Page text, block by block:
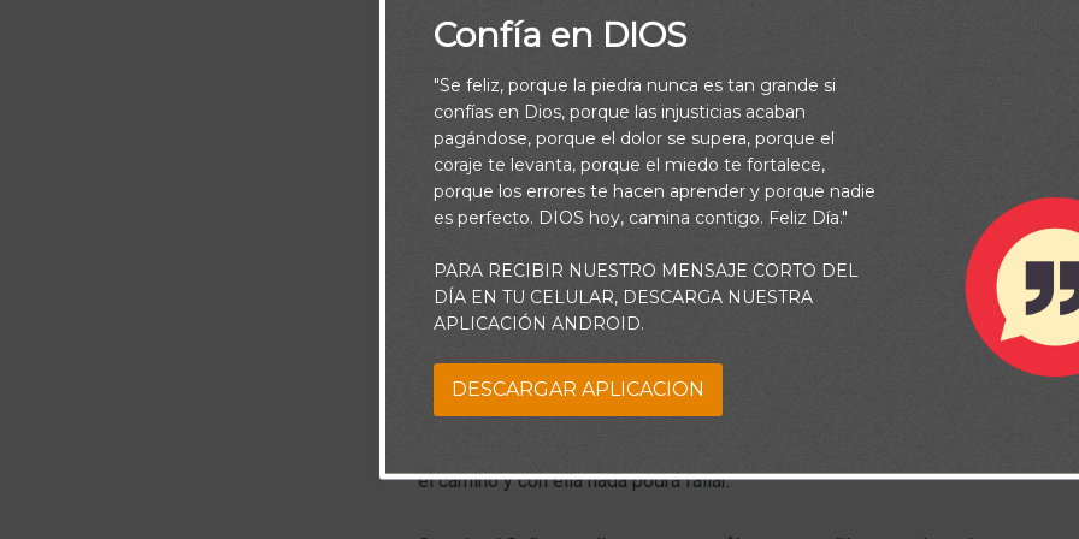
No dejemos como Moisés, que las excusas nos impidan, en un momento
verdad que dicta la palabra: “
Todo lo puedo en Cristo que me fortalece”
el camino y con ella nada podrá fallar.
Confía en DIOS
"Se feliz, porque la piedra nunca es tan grande si
confías en Dios, porque las injusticias acaban
pagándose, porque el dolor se supera, porque el
coraje te levanta, porque el miedo te fortalece,
porque los errores te hacen aprender y porque nadie
es perfecto. DIOS hoy, camina contigo. Feliz Día."
PARA RECIBIR NUESTRO MENSAJE CORTO DEL
DÍA EN TU CELULAR, DESCARGA NUESTRA
APLICACIÓN ANDROID.
DESCARGAR APLICACION